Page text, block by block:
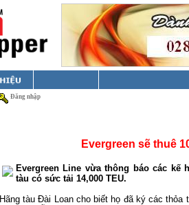
Đăng nhập
Evergreen sẽ thuê
Evergreen Line vừa thông báo các kế
tàu có sức tải 14,000 TEU.
Hãng tàu Đài Loan cho biết họ đã ký các